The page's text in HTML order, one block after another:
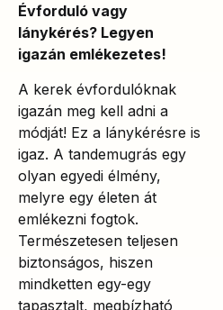
Évforduló vagy
lánykérés? Legyen
igazán emlékezetes!
A kerek évfordulóknak
igazán meg kell adni a
módját! Ez a lánykérésre is
igaz. A tandemugrás egy
olyan egyedi élmény,
melyre egy életen át
emlékezni fogtok.
Természetesen teljesen
biztonságos, hiszen
mindketten egy-egy
tapasztalt, megbízható